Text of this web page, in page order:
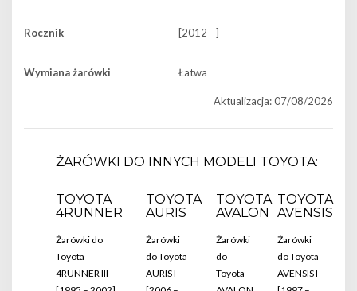
Rocznik [2012 - ]
Wymiana żarówki Łatwa
Aktualizacja: 07/08/2026
ŻARÓWKI DO INNYCH MODELI TOYOTA:
TOYOTA
4RUNNER
Żarówki do
Toyota
4RUNNER III
TOYOTA
AURIS
Żarówki
do Toyota
AURIS I
TOYOTA
AVALON
Żarówki
do
Toyota
TOYOTA
AVENSIS
Żarówki
do Toyota
AVENSIS I